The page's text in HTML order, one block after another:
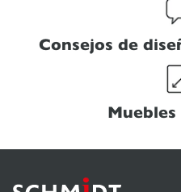
Consejos de
Muebles